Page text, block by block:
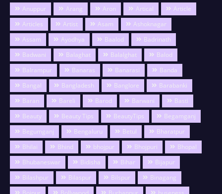
Anuppur Arang Aron Artical
Article
Articles
Artist Asam
Ashoknagar
Assam
Ayodhya Baalod
Badrinath
Badwani
Balaghat Balalghat
Balod
Balrampur
Banaras Banarasi
Banda
Bangal
Bangladesh Banglore
Barabanki
Baran
Bareli Barod Barwani
Basti
Beauty
Beauty Tips BeautyTips
Begamganj
Begumganj
Bengaluru Betul
Bharatpur
Bhilai
Bhind bhojpur Bhojpuri
Bhopal
Bhubaneswar
Bidisha Bihar
Bijapur
Bilashpur
Bilaspur Bilspur
Binagang